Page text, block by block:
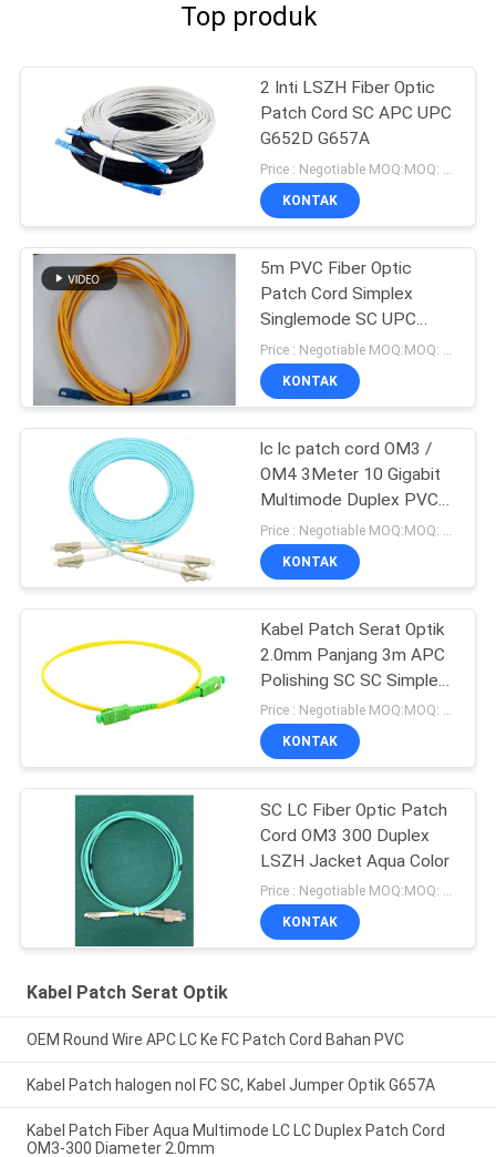
Top produk
2 Inti LSZH Fiber Optic
Patch Cord SC APC UPC
G652D G657A
Price : Negotiable MOQ:MOQ: 100PCS
KONTAK
5m PVC Fiber Optic
Patch Cord Simplex
Singlemode SC UPC
Diameter 3.0mm
KONTAK
lc lc patch cord OM3 /
OM4 3Meter 10 Gigabit
Multimode Duplex PVC
LSZH
KONTAK
Kabel Patch Serat Optik
2.0mm Panjang 3m APC
Polishing SC SC Simplex
Patch Cord
Price : Negotiable MOQ:MOQ: 100 PCS
KONTAK
SC LC Fiber Optic Patch
Cord OM3 300 Duplex
LSZH Jacket Aqua Color
Price : Negotiable MOQ:MOQ: 100 PCS
KONTAK
Kabel Patch Serat Optik
OEM Round Wire APC LC Ke FC Patch Cord Bahan PVC
Kabel Patch halogen nol FC SC, Kabel Jumper Optik G657A
Kabel Patch Fiber Aqua Multimode LC LC Duplex Patch Cord
OM3-300 Diameter 2.0mm